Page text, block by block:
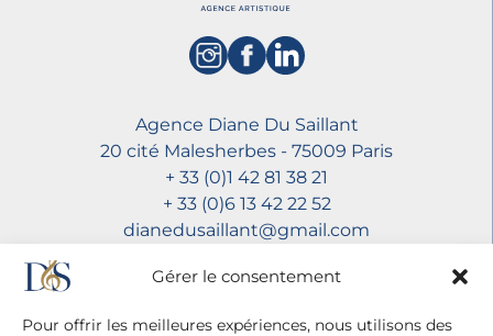
Gérer le consentement
Pour offrir les meilleures expériences, nous utilisons des
Agence Diane Du Saillant
20 cité Malesherbes - 75009 Paris
+ 33 (0)1 42 81 38 21
+ 33 (0)6 13 42 22 52
dianedusaillant@gmail.com
Mentions légales